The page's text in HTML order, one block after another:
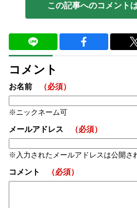
この記事へのコメント
コメント
お名前 （必須）
ニックネーム可
メールアドレス （必須）
入力されたメールアドレスは公開さ
コメント （必須）